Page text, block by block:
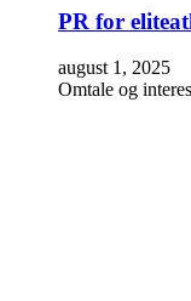
PR for
august 1, 2025
Omtale og